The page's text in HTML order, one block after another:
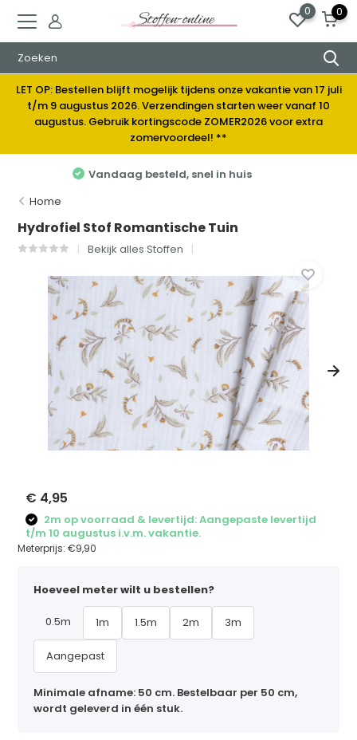
0 0
LET OP: Bestellen blijft mogelijk tijdens onze vakantie van 17 juli
t/m 9 augustus 2026. Verzendingen starten weer vanaf 10
augustus. Gebruik kortingscode ZOMER2026 voor extra
zomervoordeel! **
Elke week nieuwe stoffen
Home
Hydrofiel Stof Romantische Tuin
Bekijk alles Stoffen
€ 4,95
2m op voorraad & levertijd: Aangepaste levertijd
t/m 10 augustus i.v.m. vakantie.
Meterprijs:€9,90
Hoeveel meter wilt u bestellen?
0.5m 1m 1.5m 2m 3m
Aangepast
Minimale afname: 50 cm. Bestelbaar per 50 cm,
wordt geleverd in één stuk.